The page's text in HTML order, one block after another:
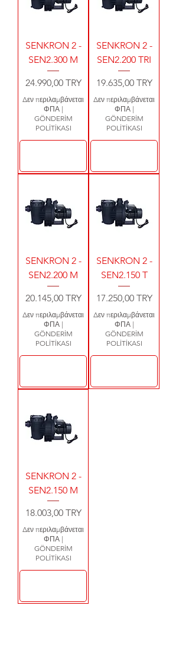
SENKRON 2 -
SEN2.300 M
Τιμή
24.990,00 TRY
Δεν περιλαμβάνεται
ΦΠΑ|
GÖNDERİM
POLİTİKASI
SENKRON 2 -
SEN2.200 TRI
Τιμή
19.635,00 TRY
Δεν περιλαμβάνεται
ΦΠΑ|
GÖNDERİM
POLİTİKASI
SENKRON 2 -
SEN2.200 M
Τιμή
20.145,00 TRY
Δεν περιλαμβάνεται
ΦΠΑ|
GÖNDERİM
POLİTİKASI
SENKRON 2 -
SEN2.150 T
Τιμή
17.250,00 TRY
Δεν περιλαμβάνεται
ΦΠΑ|
GÖNDERİM
POLİTİKASI
SENKRON 2 -
SEN2.150 M
Τιμή
18.003,00 TRY
Δεν περιλαμβάνεται
ΦΠΑ|
GÖNDERİM
POLİTİKASI